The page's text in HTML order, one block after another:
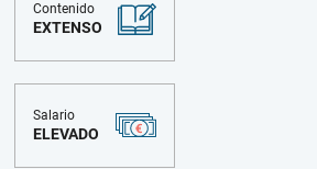
Contenido
EXTENSO
Salario
ELEVADO